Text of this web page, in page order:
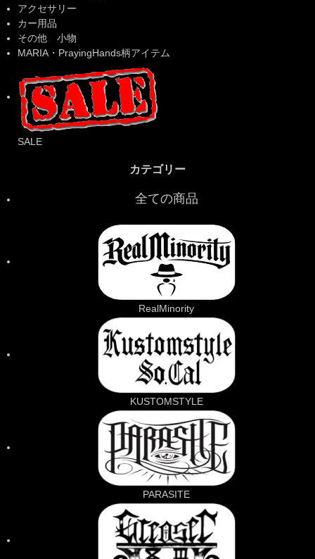
アクセサリー
カー用品
その他 小物
MARIA・PrayingHands柄アイテム
SALE
カテゴリー
全ての商品
RealMinority
KUSTOMSTYLE
PARASITE